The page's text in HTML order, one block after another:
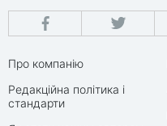
Про компанію
Редакційна політика і
стандарти